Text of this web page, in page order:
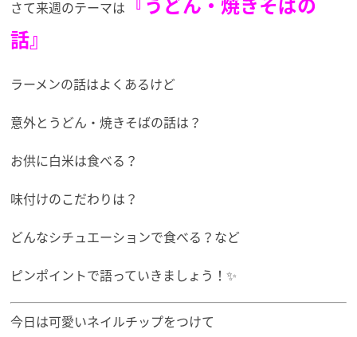
さて来週のテーマは
話』
ラーメンの話はよくあるけど
意外とうどん・焼きそばの話は？
お供に白米は食べる？
味付けのこだわりは？
どんなシチュエーションで食べる？など
ピンポイントで語っていきましょう！✨
今日は可愛いネイルチップをつけて